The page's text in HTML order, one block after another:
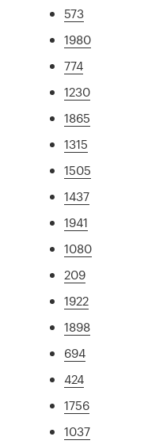
573
1980
774
1230
1865
1315
1505
1437
1941
1080
209
1922
1898
694
424
1756
1037